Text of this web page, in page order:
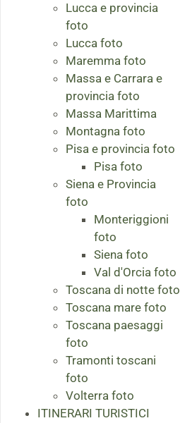
Lucca e provincia
foto
Lucca foto
Maremma foto
Massa e Carrara e
provincia foto
Massa Marittima
Montagna foto
Pisa e provincia foto
Pisa foto
Siena e Provincia
foto
Monteriggioni
foto
Siena foto
Val d'Orcia foto
Toscana di notte foto
Toscana mare foto
Toscana paesaggi
foto
Tramonti toscani
foto
Volterra foto
ITINERARI TURISTICI